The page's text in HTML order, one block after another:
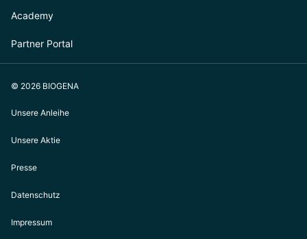
Academy
Partner Portal
© 2026 BIOGENA
Unsere Anleihe
Unsere Aktie
Presse
Datenschutz
Impressum